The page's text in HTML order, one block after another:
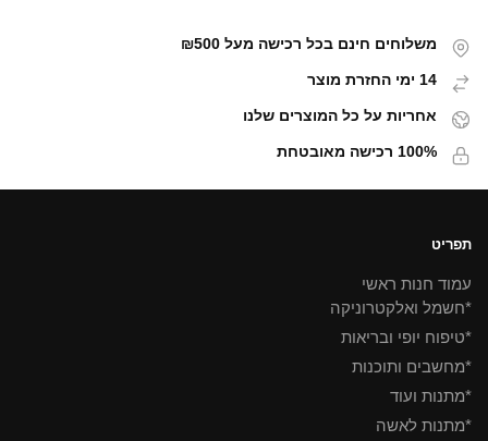
משלוחים חינם בכל רכישה מעל ₪500
14 ימי החזרת מוצר
אחריות על כל המוצרים שלנו
100% רכישה מאובטחת
תפריט
עמוד חנות ראשי
*חשמל ואלקטרוניקה
*טיפוח יופי ובריאות
*מחשבים ותוכנות
*מתנות ועוד
*מתנות לאשה